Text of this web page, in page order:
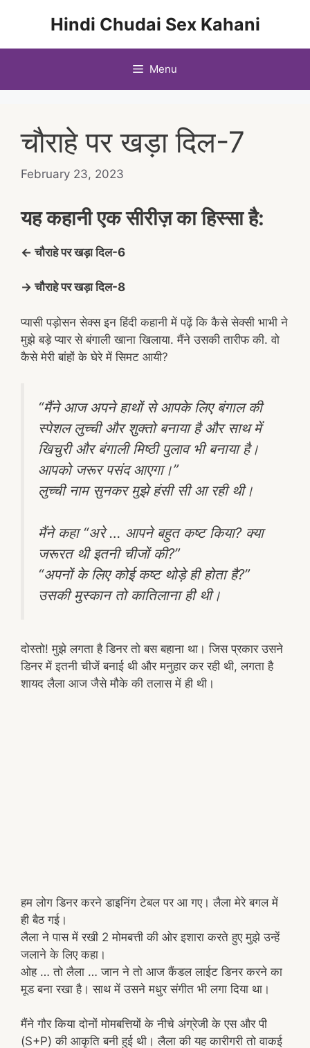
Hindi Chudai Sex Kahani
Menu
चौराहे पर खड़ा दिल-7
February 23, 2023
यह कहानी एक सीरीज़ का हिस्सा है:
← चौराहे पर खड़ा दिल-6
→ चौराहे पर खड़ा दिल-8
प्यासी पड़ोसन सेक्स इन हिंदी कहानी में पढ़ें कि कैसे सेक्सी भाभी ने
मुझे बड़े प्यार से बंगाली खाना खिलाया. मैंने उसकी तारीफ की. वो
कैसे मेरी बांहों के घेरे में सिमट आयी?
“मैंने आज अपने हाथों से आपके लिए बंगाल की
स्पेशल लुच्ची और शुक्तो बनाया है और साथ में
खिचुरी और बंगाली मिष्ठी पुलाव भी बनाया है।
आपको जरूर पसंद आएगा।”
लुच्ची नाम सुनकर मुझे हंसी सी आ रही थी।
मैंने कहा “अरे … आपने बहुत कष्ट किया? क्या
जरूरत थी इतनी चीजों की?”
“अपनों के लिए कोई कष्ट थोड़े ही होता है?”
उसकी मुस्कान तो कातिलाना ही थी।
दोस्तो! मुझे लगता है डिनर तो बस बहाना था। जिस प्रकार उसने
डिनर में इतनी चीजें बनाई थी और मनुहार कर रही थी, लगता है
शायद लैला आज जैसे मौके की तलास में ही थी।
हम लोग डिनर करने डाइनिंग टेबल पर आ गए। लैला मेरे बगल में
ही बैठ गई।
लैला ने पास में रखी 2 मोमबत्ती की ओर इशारा करते हुए मुझे उन्हें
जलाने के लिए कहा।
ओह … तो लैला … जान ने तो आज कैंडल लाईट डिनर करने का
मूड बना रखा है। साथ में उसने मधुर संगीत भी लगा दिया था।
मैंने गौर किया दोनों मोमबत्तियों के नीचे अंग्रेजी के एस और पी
(S+P) की आकृति बनी हुई थी। लैला की यह कारीगरी तो वाकई